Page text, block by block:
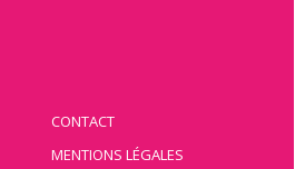
CONTACT
MENTIONS LÉGALES